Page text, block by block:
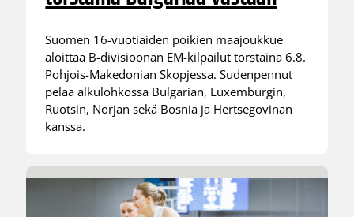
Suomen 16-vuotiaiden poikien maajoukkue
aloittaa B-divisioonan EM-kilpailut torstaina 6.8.
Pohjois-Makedonian Skopjessa. Sudenpennut
pelaa alkulohkossa Bulgarian, Luxemburgin,
Ruotsin, Norjan sekä Bosnia ja Hertsegovinan
kanssa.